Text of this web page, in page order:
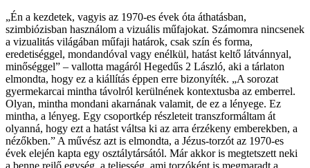
„Én a kezdetek, vagyis az 1970-es évek óta áthatásban,
szimbiózisban használom a vizuális műfajokat. Számomra nincsenek
a vizualitás világában műfaji határok, csak szín és forma,
eredetiséggel, mondandóval vagy enélkül, hatást keltő látvánnyal,
minőséggel” – vallotta magáról Hegedűs 2 László, aki a tárlaton
elmondta, hogy ez a kiállítás éppen erre bizonyíték. „A sorozat
gyermekarcai mintha távolról kerülnének kontextusba az emberrel.
Olyan, mintha mondani akarnának valamit, de ez a lényege. Ez
mintha, a lényeg. Egy csoportkép részleteit transzformáltam át
olyanná, hogy ezt a hatást váltsa ki az arra érzékeny emberekben, a
nézőkben.” A művész azt is elmondta, a Jézus-torzót az 1970-es
évek elején kapta egy osztálytársától. Már akkor is megtetszett neki
a benne rejlő egység, a teljesség, ami torzóként is megmaradt a